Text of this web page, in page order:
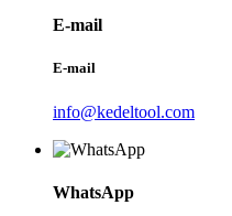
E-mail
E-mail
info@kedeltool.com
WhatsApp